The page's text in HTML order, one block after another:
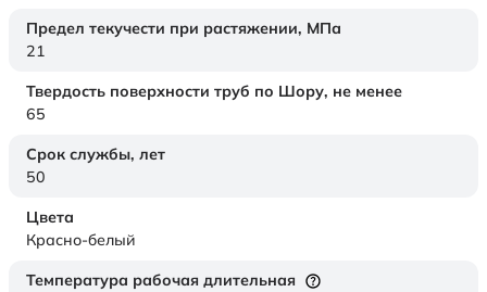
Предел текучести при растяжении, МПа
21
Твердость поверхности труб по Шору, не менее
65
Срок службы, лет
50
Цвета
Красно-белый
Температура рабочая длительная